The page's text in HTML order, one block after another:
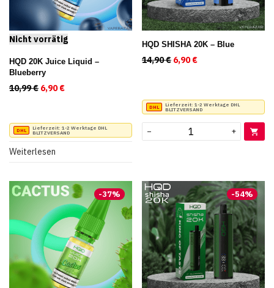
HQD 20K Juice Liquid –
Blueberry
10,99€ Ursprünglicher Preis war: 10,99 €
6,90€
Lieferzeit: 1-2 Werktage DHL
BLITZVERSAND
Weiterlesen
HQD SHISHA 20K – Blue
14,90€ Ursprünglicher Preis
6,90€
Lieferzeit: 1-2 Werktage DHL
BLITZVERSAND
− +
-37% -54%